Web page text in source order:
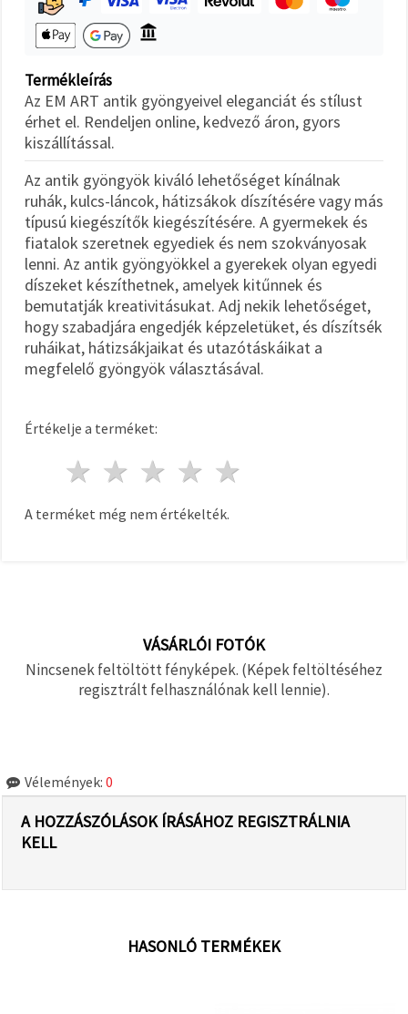
Termékleírás
Az EM ART antik gyöngyeivel eleganciát és stílust
érhet el. Rendeljen online, kedvező áron, gyors
kiszállítással.
Az antik gyöngyök kiváló lehetőséget kínálnak
ruhák, kulcs-láncok, hátizsákok díszítésére vagy más
típusú kiegészítők kiegészítésére. A gyermekek és
fiatalok szeretnek egyediek és nem szokványosak
lenni. Az antik gyöngyökkel a gyerekek olyan egyedi
díszeket készíthetnek, amelyek kitűnnek és
bemutatják kreativitásukat. Adj nekik lehetőséget,
hogy szabadjára engedjék képzeletüket, és díszítsék
ruháikat, hátizsákjaikat és utazótáskáikat a
megfelelő gyöngyök választásával.
Értékelje a terméket:
4 csillagok
3 csillagok
2 csillagok
1 csillag
A terméket még nem értékelték.
VÁSÁRLÓI FOTÓK
Nincsenek feltöltött fényképek. (Képek feltöltéséhez
regisztrált felhasználónak kell lennie).
Vélemények: 0
A HOZZÁSZÓLÁSOK ÍRÁSÁHOZ REGISZTRÁLNIA
KELL
HASONLÓ TERMÉKEK